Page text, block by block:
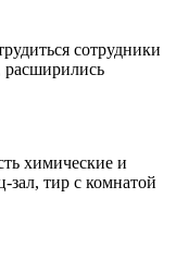
сотрудники
расширились
химические и
зал, тир с комнатой